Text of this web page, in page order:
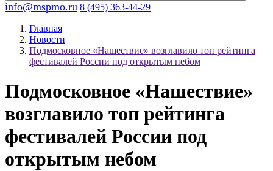
info@mspmo.ru 8 (495) 363-44-29
Главная
Новости
Подмосковное «Нашествие» возглавило топ рейтинга
фестивалей России под открытым небом
Подмосковное «Нашествие»
возглавило топ рейтинга
фестивалей России под
открытым небом